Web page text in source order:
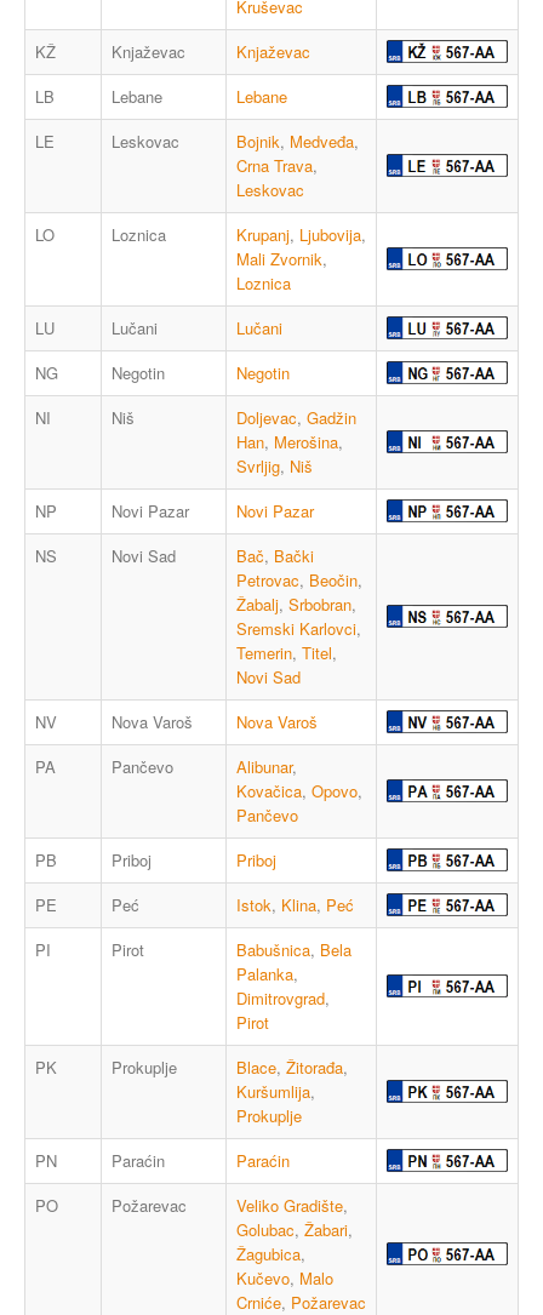
Kruševac
KŽ
Knjaževac
Knjaževac
LB
Lebane
Lebane
LE
Leskovac Bojnik, Medveđa,
Crna Trava,
Leskovac
LO
Loznica Krupanj, Ljubovija,
Mali Zvornik,
Loznica
LU
Lučani
Lučani
NG
Negotin
Negotin
NI
Niš Doljevac, Gadžin
Han, Merošina,
Svrljig, Niš
NP
Novi Pazar
Novi Pazar
NS
Novi Sad Bač, Bački
Petrovac, Beočin,
Žabalj, Srbobran,
Sremski Karlovci,
Temerin, Titel,
Novi Sad
NV
Nova Varoš
Nova Varoš
PA
Pančevo Alibunar,
Kovačica, Opovo,
Pančevo
PB
Priboj
Priboj
PE
Peć Istok, Klina, Peć
PI
Pirot Babušnica, Bela
Palanka,
Dimitrovgrad,
Pirot
PK
Prokuplje Blace, Žitorađa,
Kuršumlija,
Prokuplje
PN
Paraćin
Paraćin
PO
Požarevac Veliko Gradište,
Golubac, Žabari,
Žagubica,
Kučevo, Malo
Crniće, Požarevac